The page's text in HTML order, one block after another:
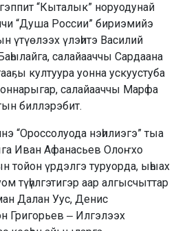
“Кыталык” норуодунай
“Душа России” бириэмийэ
үтүөлээх үлэһитэ Василий
салайааччы Сардаана
култуура уонна ускуустуба
салайааччы Марфа
биллэрэбит.
“Ороссолуода нэһилиэгэ” тыа
Иван Афанасьев Олоҥхо
үрдэлгэ туруорда, ыһыах
түһүлгэтигэр аар алгысчыттар
Далан Уус, Денис
Григорьев ‒ Илгэлээх